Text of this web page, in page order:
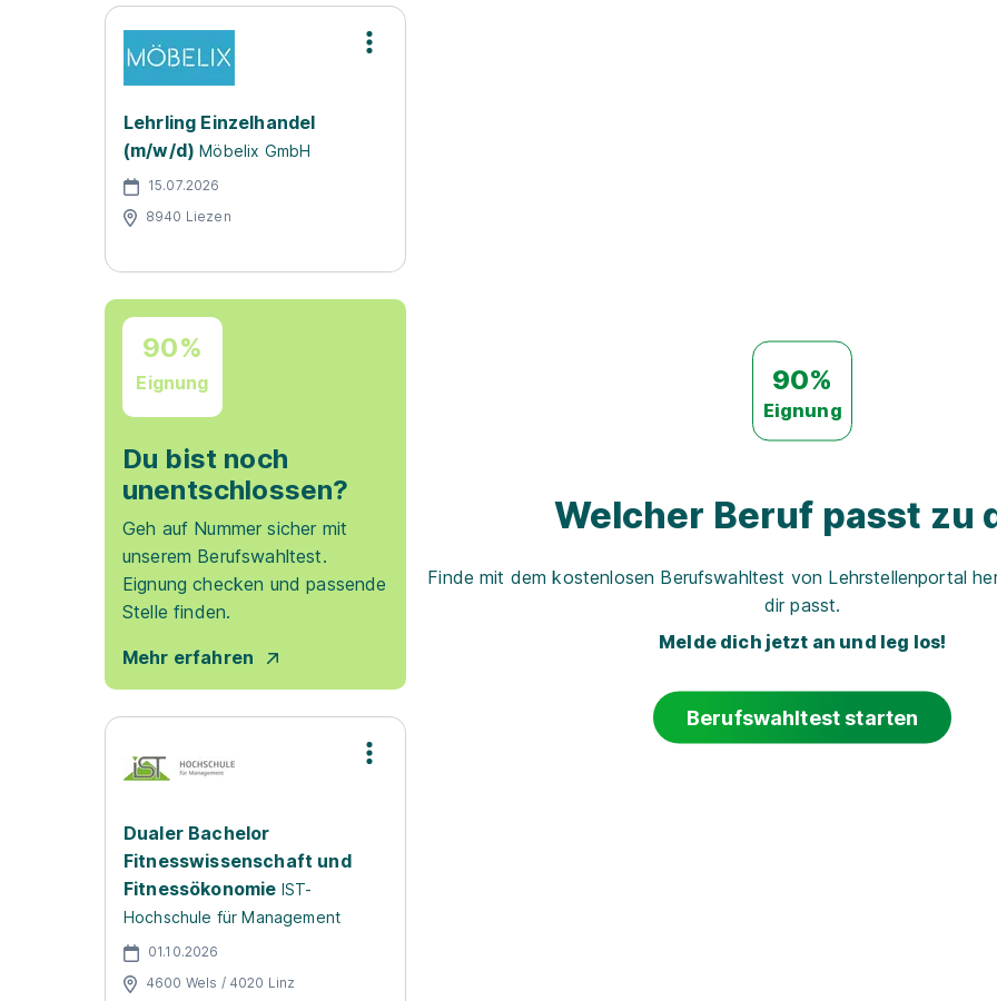
Lehrling Einzelhandel
(m/w/d) Möbelix GmbH
15.07.2026
8940 Liezen
90%
Eignung
Du bist noch
unentschlossen?
Geh auf Nummer sicher mit
unserem Berufswahltest.
Eignung checken und passende
Stelle finden.
Mehr erfahren
Dualer Bachelor
Fitnesswissenschaft und
Fitnessökonomie IST-
Hochschule für Management
01.10.2026
4600 Wels / 4020 Linz
90%
Eignung
Welcher Beruf passt zu
Finde mit dem kostenlosen Berufswahltest von Lehrstellenportal
dir passt.
Melde dich jetzt an und leg los!
Berufswahltest starten